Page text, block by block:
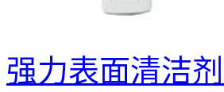
强力表面清洁